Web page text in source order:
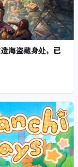
海盗藏身处，已